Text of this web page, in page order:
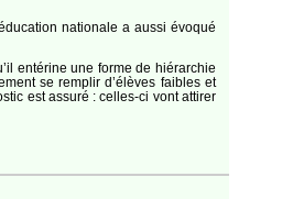
nationale a aussi évoqué
entérine une forme de hiérarchie
se remplir d’élèves faibles et
est assuré : celles-ci vont attirer